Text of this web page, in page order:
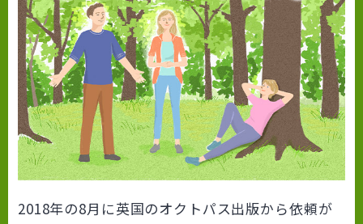
2018年の8月に英国のオクトパス出版から依頼が